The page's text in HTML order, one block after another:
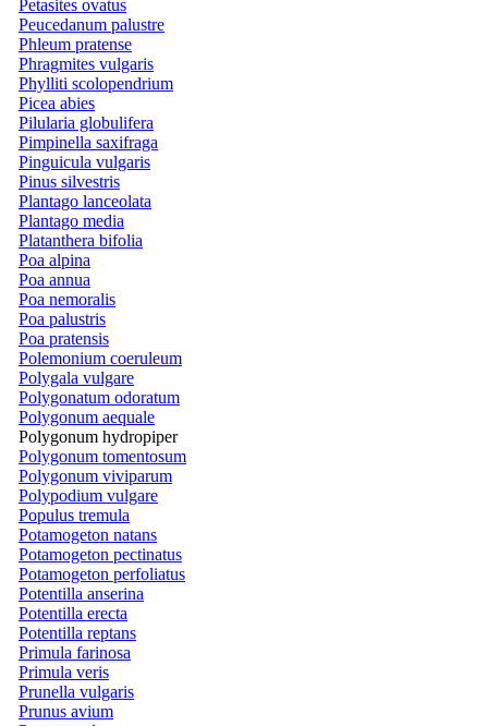
Petasites ovatus
Peucedanum palustre
Phleum pratense
Phragmites vulgaris
Phylliti scolopendrium
Picea abies
Pilularia globulifera
Pimpinella saxifraga
Pinguicula vulgaris
Pinus silvestris
Plantago lanceolata
Plantago media
Platanthera bifolia
Poa alpina
Poa annua
Poa nemoralis
Poa palustris
Poa pratensis
Polemonium coeruleum
Polygala vulgare
Polygonatum odoratum
Polygonum aequale
Polygonum hydropiper
Polygonum tomentosum
Polygonum viviparum
Polypodium vulgare
Populus tremula
Potamogeton natans
Potamogeton pectinatus
Potamogeton perfoliatus
Potentilla anserina
Potentilla erecta
Potentilla reptans
Primula farinosa
Primula veris
Prunella vulgaris
Prunus avium